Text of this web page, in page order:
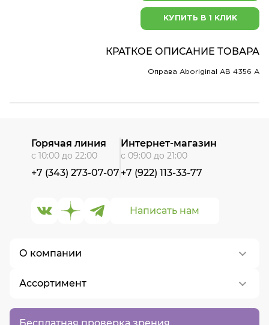
КУПИТЬ В 1 КЛИК
КРАТКОЕ ОПИСАНИЕ ТОВАРА
Оправа Aboriginal AB 4356 A
Бесплатная проверка зрения
О компании
О нас
Контакты
Ассортимент
Написать нам
Горячая линия
с 10:00 до 22:00
+7 (343) 273-07-07
Интернет-магазин
с 09:00 до 21:00
+7 (922) 113-33-77